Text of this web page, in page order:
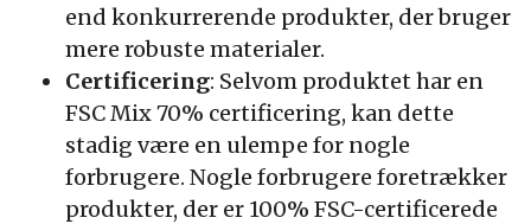
end konkurrerende produkter, der bruger
mere robuste materialer.
Certificering: Selvom produktet har en
FSC Mix 70% certificering, kan dette
stadig være en ulempe for nogle
forbrugere. Nogle forbrugere foretrækker
produkter, der er 100% FSC-certificerede